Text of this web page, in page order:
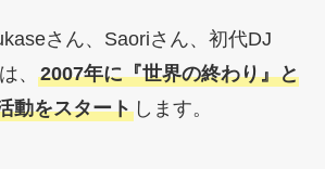
さん、Saoriさん、初代DJ
、 2007年に『世界の終わり』と
動をスタートします。